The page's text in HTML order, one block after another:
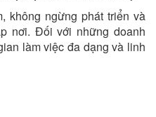
không ngừng phát triển và
nơi. Đối với những doanh
làm việc đa dạng và linh